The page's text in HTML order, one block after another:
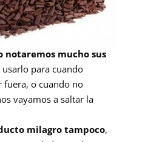
notaremos mucho sus
para cuando
fuera, o cuando no
vayamos a saltar la
milagro tampoco,